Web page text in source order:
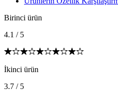
Birinci ürün
4.1 / 5
İkinci ürün
3.7 / 5